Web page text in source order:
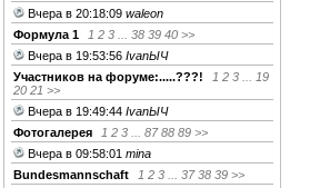
Вчера в 20:18:09 waleon
Формула 1
1 2 3 38 39 40 >>
Вчера в 19:53:56 IvanЫЧ
Участников на форуме:.....???!
1 2 3
19
20 21 >>
Вчера в 19:49:44 IvanЫЧ
Фотогалерея
1 2 3 87 88 89 >>
Вчера в 09:58:01 mina
Bundesmannschaft
1 2 3 37 38 39 >>